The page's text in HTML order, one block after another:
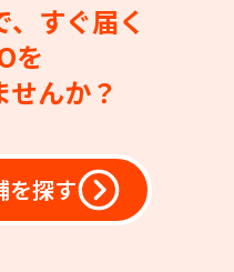
すぐ届く
を
んか？
を探す